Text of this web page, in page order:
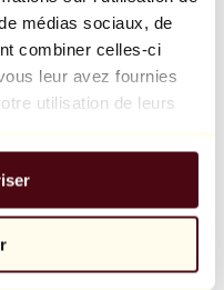
médias sociaux, de
combiner celles-ci
leur avez fournies
utilisation de leurs